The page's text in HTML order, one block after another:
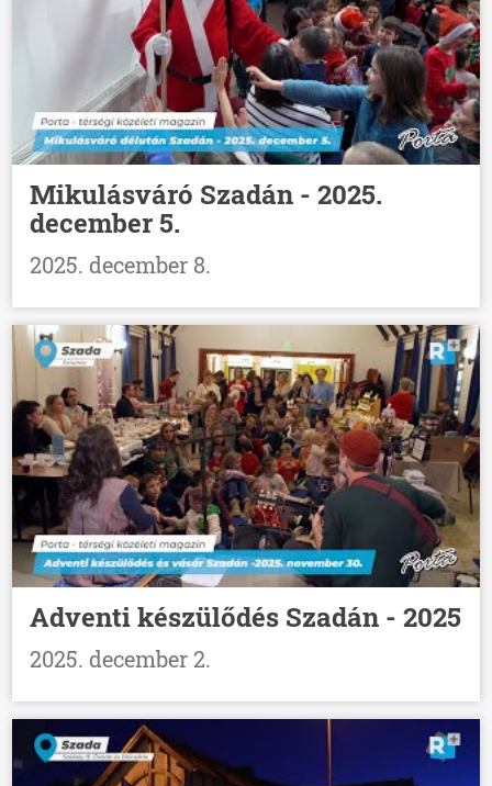
Mikulásváró Szadán - 2025.
december 5.
2025. december 8.
Adventi készülődés Szadán - 2025
2025. december 2.